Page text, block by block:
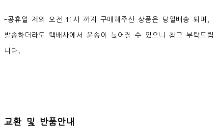
-공휴일 제외 오전 11시 까지 구매해주신 상품은 당일배송 되며,
발송하더라도 택배사에서 운송이 늦어질 수 있으니 참고 부탁드립
니다.
교환 및 반품안내